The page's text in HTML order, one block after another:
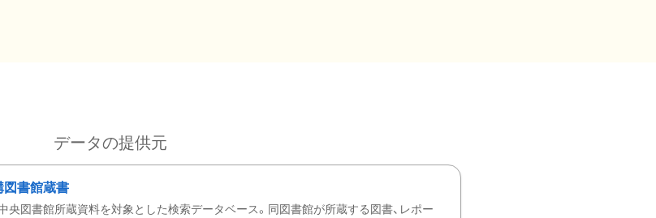
データの提供元
図書館蔵書
央図書館所蔵資料を対象とした検索データベース。同図書館が所蔵する図書、レポー